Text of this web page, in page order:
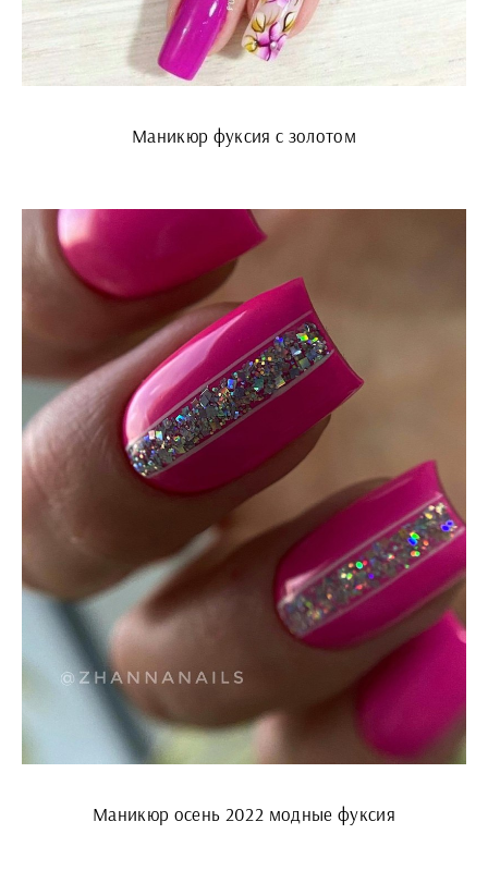
Маникюр фуксия с золотом
Маникюр осень 2022 модные фуксия